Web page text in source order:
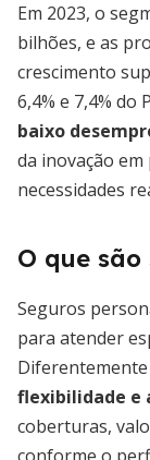
Em 2023, o
bilhões, e as
crescimento
6,4% e 7,4% do
baixo
da inovação
necessidades
O que
Seguros
para atender
flexibilidade e
coberturas,